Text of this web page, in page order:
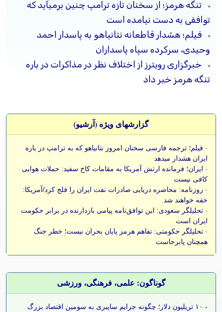
تنگه هرمز؛ از سخنان تازه ترامپ چنین برمیآید که
توافقی به دست نیامده است
فیلم؛ هشدار قاطعانه نتانیاهو به پاسدار احمد
وحیدی، سرکرده سپاه پاسداران
خبرگزاری رویترز از اختلاف نظر در مذاکرات در باره
تنگه هرمز خبر داد
گزارشهای ویژه (آرشيو)
- فیلم؛ ترجمه فارسی سخنان امروز نتانیاهو که به ترامپ در باره
ایران هشدار میدهد
- ایران؛ فرمانده ارتش آمریکا به مقامات کاخ سفید: حملات هوایی
کافی نیست
- روزنامه: محاصره دریایی صادرات نفت ایران را فلج کرد/آمریکا:
خفه خواهند شد
- تحلیلگر سعودی: این توافق‌نامه پیامی بازدارنده در برابر حکومت
ایران است
- تحلیلگر حکومتی: تفاهم هرمز پایان بحران نیست؛ خطر جنگ
همچنان پابرجاست
گوناگون: علمی، فرهنگی، ورزشی
-
۱۰ تریلیون دلار؛ چگونه جرایم سایبری به سومین اقتصاد بزرگ